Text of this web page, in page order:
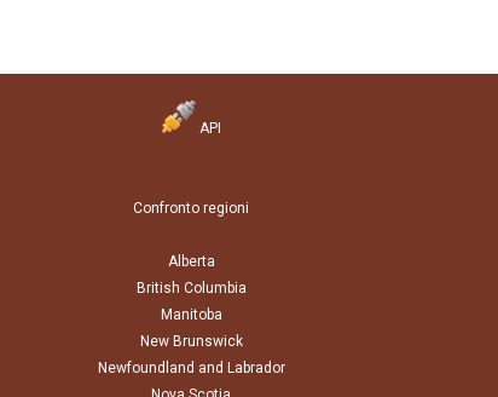
API
Confronto regioni
Alberta
British Columbia
Manitoba
New Brunswick
Newfoundland and Labrador